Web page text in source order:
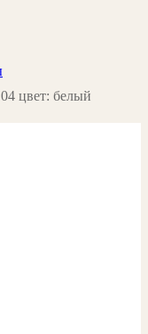
цвет: белый